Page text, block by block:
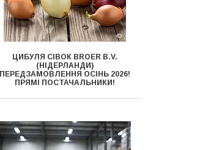
ЦИБУЛЯ СІВОК BROER B.V.
(НІДЕРЛАНДИ)
ПЕРЕДЗАМОВЛЕННЯ ОСІНЬ 2026!
ПРЯМІ ПОСТАЧАЛЬНИКИ!